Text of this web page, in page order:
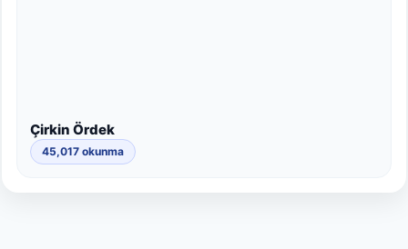
Çirkin Ördek
45,017 okunma